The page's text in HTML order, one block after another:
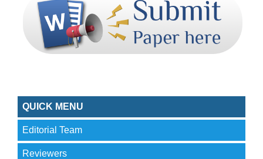
QUICK MENU
Editorial Team
Reviewers